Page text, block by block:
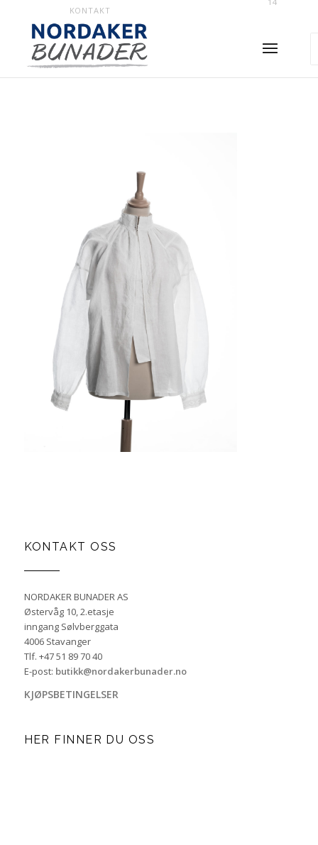
KONTAKT
KONTAKT OSS
NORDAKER BUNADER AS
Østervåg 10, 2.etasje
inngang Sølvberggata
4006 Stavanger
Tlf. +47 51 89 70 40
E-post: butikk@nordakerbunader.no
KJØPSBETINGELSER
HER FINNER DU OSS